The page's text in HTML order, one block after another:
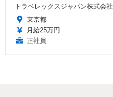
トラベレックスジャパン株式会社
東京都
月給25万円
正社員